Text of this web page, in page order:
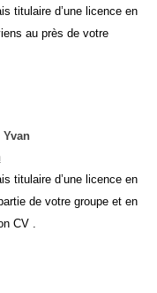
titulaire d’une licence en
au près de votre
Yvan
titulaire d’une licence en
de votre groupe et en
CV .